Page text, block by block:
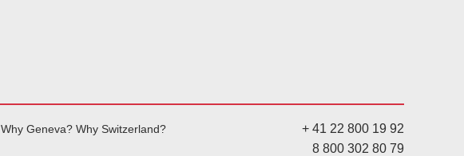
Why Geneva? Why Switzerland?
+ 41 22 800 19 92
8 800 302 80 79